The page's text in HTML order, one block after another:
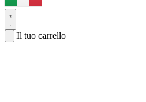
Il tuo carrello